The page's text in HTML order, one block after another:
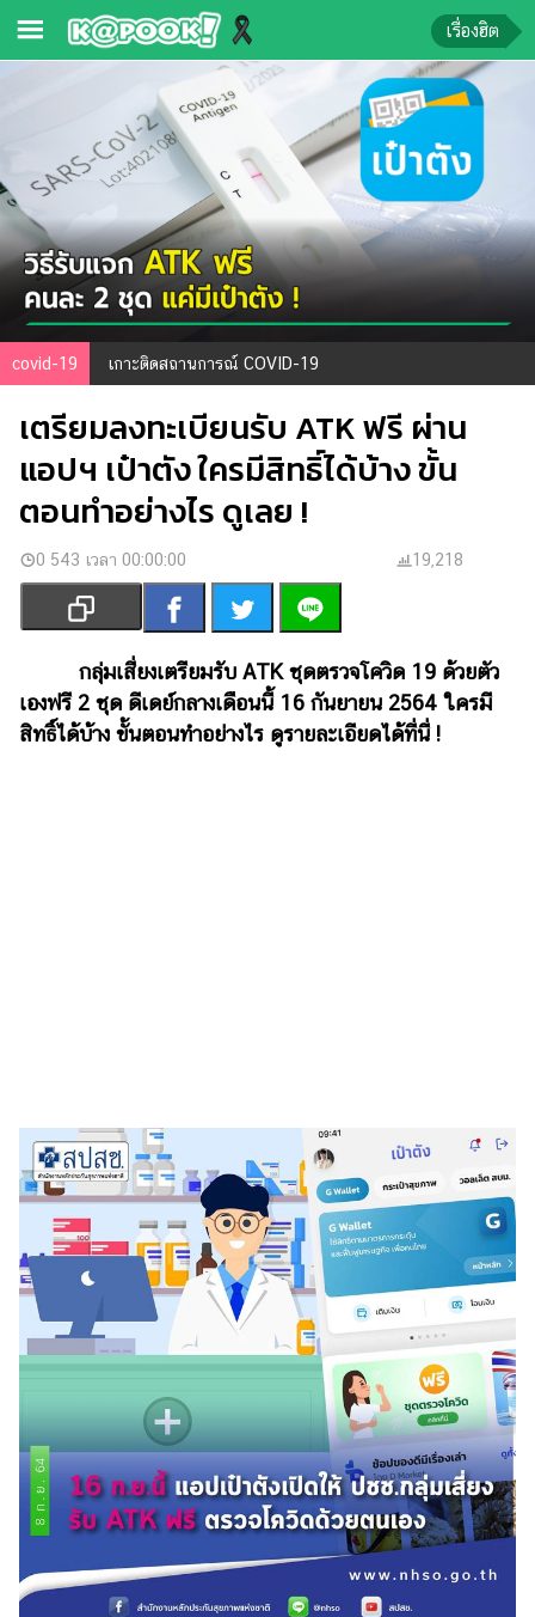
รู้
ข่าว
ข่าว
บันเทิง
ตรวจ
หวย
ผล
บอล
สด
การ
การ
ศึกษา
บันเทิง
รูปภาพ
ดูด
วง
ผู้
หญิง
ผู้ชาย
สุขภาพ
ท่อง
สูตร
อาหาร
ง่ายๆ
ปิ้ง
เรื่องฮิต
covid-19 เกาะติดสถานการณ์ COVID-19
เตรียมลงทะเบียนรับ ATK ฟรี ผ่าน
แอปฯ เป๋าตัง ใครมีสิทธิ์ได้บ้าง ขั้น
ตอนทำอย่างไร ดูเลย !
0 543 เวลา 00:00:00 19,218
กลุ่มเสี่ยงเตรียมรับ ATK ชุดตรวจโควิด 19 ด้วยตัว
เองฟรี 2 ชุด ดีเดย์กลางเดือนนี้ 16 กันยายน 2564 ใครมี
สิทธิ์ได้บ้าง ขั้นตอนทำอย่างไร ดูรายละเอียดได้ที่นี่ !